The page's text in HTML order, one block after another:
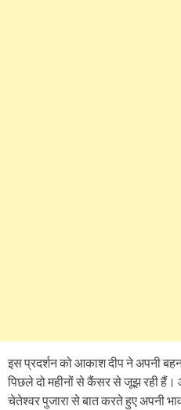
इस प्रदर्शन को आकाश दीप ने अपनी
पिछले दो महीनों से कैंसर से जूझ रही हैं।
चेतेश्वर पुजारा से बात करते हुए अपनी